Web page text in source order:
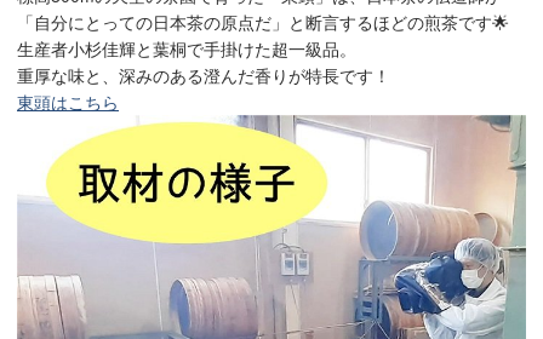
「自分にとっての日本茶の原点だ」と断言するほどの煎茶です🌟
生産者小杉佳輝と葉桐で手掛けた超一級品。
重厚な味と、深みのある澄んだ香りが特長です！
東頭はこちら